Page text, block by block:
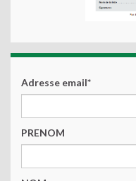
Adresse email*
PRENOM